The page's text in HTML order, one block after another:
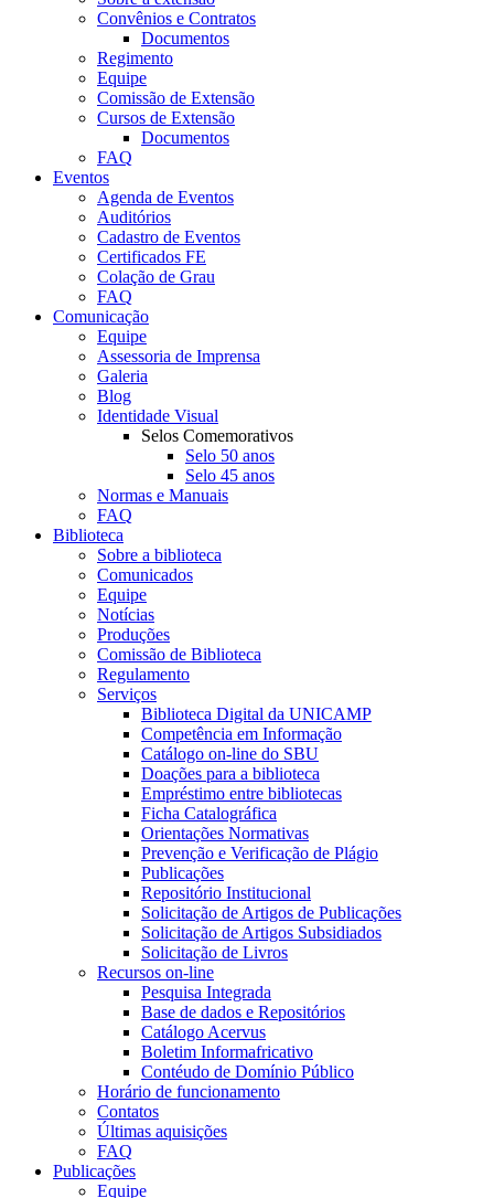
Convênios e Contratos
Documentos
Regimento
Equipe
Comissão de Extensão
Cursos de Extensão
Documentos
FAQ
Eventos
Agenda de Eventos
Auditórios
Cadastro de Eventos
Certificados FE
Colação de Grau
FAQ
Comunicação
Equipe
Assessoria de Imprensa
Galeria
Blog
Identidade Visual
Selos Comemorativos
Selo 50 anos
Selo 45 anos
Normas e Manuais
FAQ
Biblioteca
Sobre a biblioteca
Comunicados
Equipe
Notícias
Produções
Comissão de Biblioteca
Regulamento
Serviços
Biblioteca Digital da UNICAMP
Competência em Informação
Catálogo on-line do SBU
Doações para a biblioteca
Empréstimo entre bibliotecas
Ficha Catalográfica
Orientações Normativas
Prevenção e Verificação de Plágio
Publicações
Repositório Institucional
Solicitação de Artigos de Publicações
Solicitação de Artigos Subsidiados
Solicitação de Livros
Recursos on-line
Pesquisa Integrada
Base de dados e Repositórios
Catálogo Acervus
Boletim Informafricativo
Contéudo de Domínio Público
Horário de funcionamento
Contatos
Últimas aquisições
FAQ
Publicações
Equipe